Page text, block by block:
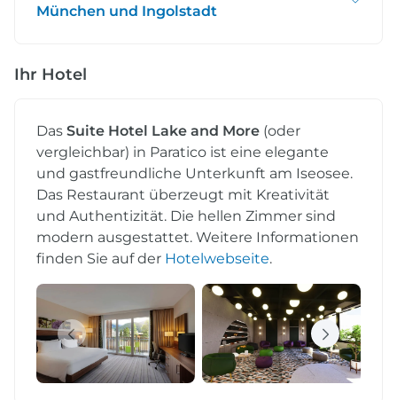
München und Ingolstadt
Ihr Hotel
Das Suite Hotel Lake and More (oder
vergleichbar) in Paratico ist eine elegante
und gastfreundliche Unterkunft am Iseosee.
Das Restaurant überzeugt mit Kreativität
und Authentizität. Die hellen Zimmer sind
modern ausgestattet. Weitere Informationen
finden Sie auf der Hotelwebseite.